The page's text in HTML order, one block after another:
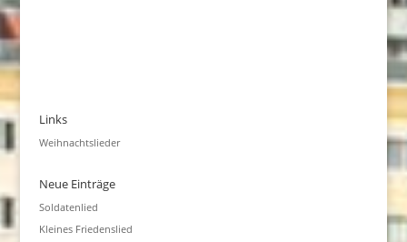
Links
Weihnachtslieder
Neue Einträge
Soldatenlied
Kleines Friedenslied